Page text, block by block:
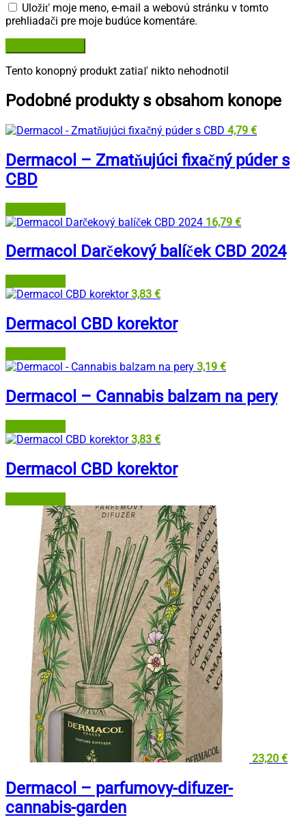
Uložiť moje meno, e-mail a webovú stránku v tomto
prehliadači pre moje budúce komentáre.
Tento konopný produkt zatiaľ nikto nehodnotil
Podobné produkty s obsahom konope
4,79 €
Dermacol – Zmatňujúci fixačný púder s
CBD
16,79 €
Dermacol Darčekový balíček CBD 2024
3,83 €
Dermacol CBD korektor
3,19 €
Dermacol – Cannabis balzam na pery
3,83 €
Dermacol CBD korektor
23,20 €
Dermacol – parfumovy-difuzer-
cannabis-garden